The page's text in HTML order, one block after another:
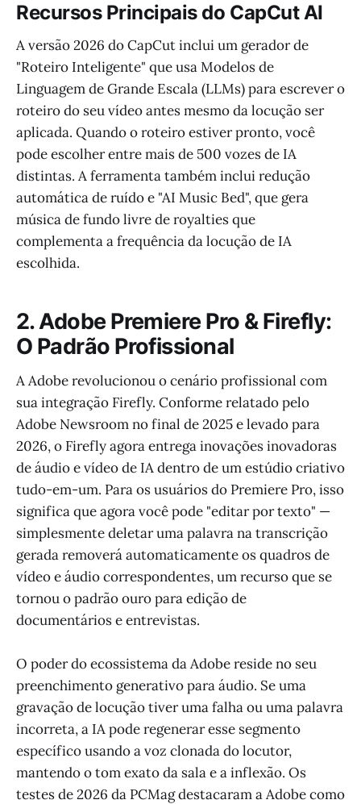
Recursos Principais do CapCut AI
A versão 2026 do CapCut inclui um gerador de
"Roteiro Inteligente" que usa Modelos de
Linguagem de Grande Escala (LLMs) para escrever o
roteiro do seu vídeo antes mesmo da locução ser
aplicada. Quando o roteiro estiver pronto, você
pode escolher entre mais de 500 vozes de IA
distintas. A ferramenta também inclui redução
automática de ruído e "AI Music Bed", que gera
música de fundo livre de royalties que
complementa a frequência da locução de IA
escolhida.
2. Adobe Premiere Pro & Firefly:
O Padrão Profissional
A Adobe revolucionou o cenário profissional com
sua integração Firefly. Conforme relatado pelo
Adobe Newsroom no final de 2025 e levado para
2026, o Firefly agora entrega inovações inovadoras
de áudio e vídeo de IA dentro de um estúdio criativo
tudo-em-um. Para os usuários do Premiere Pro, isso
significa que agora você pode "editar por texto" —
simplesmente deletar uma palavra na transcrição
gerada removerá automaticamente os quadros de
vídeo e áudio correspondentes, um recurso que se
tornou o padrão ouro para edição de
documentários e entrevistas.
O poder do ecossistema da Adobe reside no seu
preenchimento generativo para áudio. Se uma
gravação de locução tiver uma falha ou uma palavra
incorreta, a IA pode regenerar esse segmento
específico usando a voz clonada do locutor,
mantendo o tom exato da sala e a inflexão. Os
testes de 2026 da PCMag destacaram a Adobe como